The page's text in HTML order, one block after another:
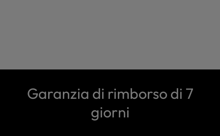
Garanzia di rimborso di 7
giorni